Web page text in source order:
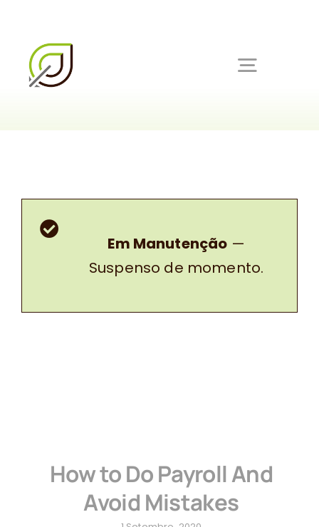
content
Toggle
Em Manutenção —
Suspenso de momento.
How to Do Payroll And
Avoid Mistakes